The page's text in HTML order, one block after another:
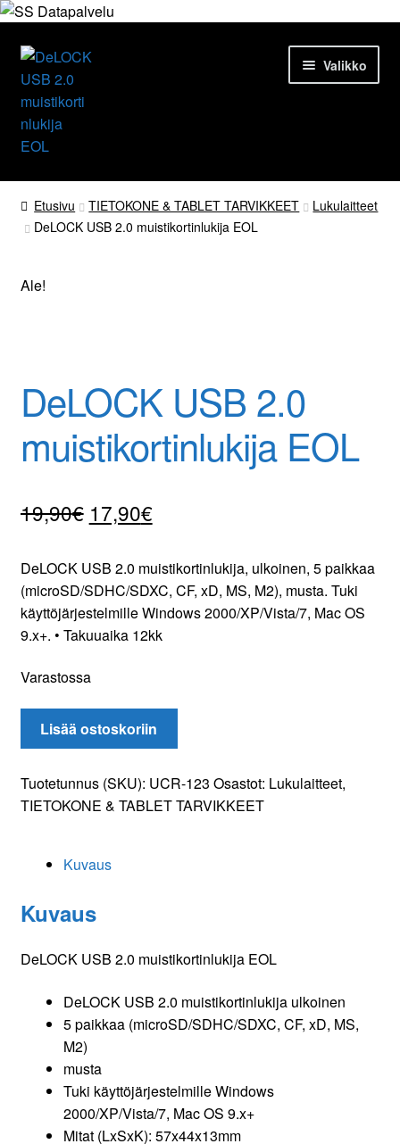
Siirry
navigointiin
Siirry
sisältöön
Valikko
Etusivu
Tuotteet
Ajankohtaista
Yhteydenotto
Oma tili
Tilaa uutiskirje
Etusivu TIETOKONE & TABLET TARVIKKEET
Lukulaitteet
DeLOCK USB 2.0 muistikortinlukija EOL
Ale!
DeLOCK USB 2.0
muistikortinlukija EOL
19,90€ Alkuperäinen
oli:
19,90€.
17,90€Nykyinen
on:
17,90€.
DeLOCK USB 2.0 muistikortinlukija, ulkoinen, 5 paikkaa
(microSD/SDHC/SDXC, CF, xD, MS, M2), musta. Tuki
käyttöjärjestelmille Windows 2000/XP/Vista/7, Mac OS
9.x+. • Takuuaika 12kk
Varastossa
DeLOCK
USB
muistikortinlukija
EOL
Lisää ostoskoriin
Tuotetunnus (SKU): UCR-123 Osastot: Lukulaitteet,
TIETOKONE & TABLET TARVIKKEET
Kuvaus
Kuvaus
DeLOCK USB 2.0 muistikortinlukija EOL
DeLOCK USB 2.0 muistikortinlukija ulkoinen
5 paikkaa (microSD/SDHC/SDXC, CF, xD, MS,
M2)
musta
Tuki käyttöjärjestelmille Windows
2000/XP/Vista/7, Mac OS 9.x+
Mitat (LxSxK): 57x44x13mm